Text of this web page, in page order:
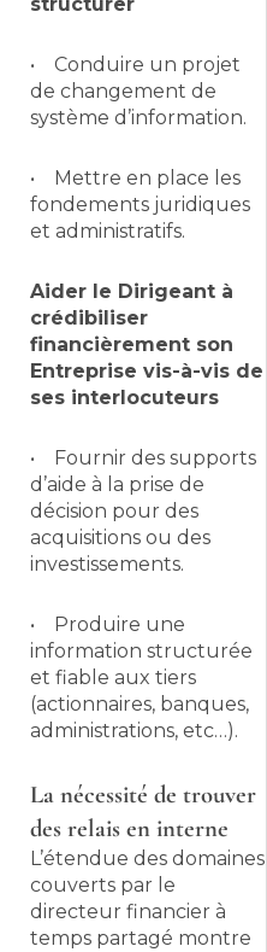
• Conduire un projet
de changement de
système d’information.
• Mettre en place les
fondements juridiques
et administratifs.
Aider le Dirigeant à
crédibiliser
financièrement son
Entreprise vis-à-vis de
ses interlocuteurs
• Fournir des supports
d’aide à la prise de
décision pour des
acquisitions ou des
investissements.
• Produire une
information structurée
et fiable aux tiers
(actionnaires, banques,
administrations, etc…).
La nécessité de trouver
des relais en interne
L’étendue des domaines
couverts par le
directeur financier à
temps partagé montre